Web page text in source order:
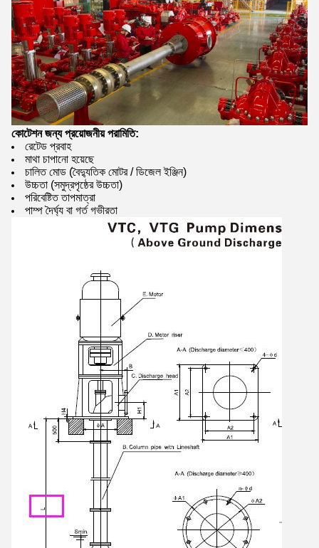
কোটেশন জন্য প্রয়োজনীয় পরামিতি:
রেটেড প্রবাহ
মাথা চাপানো হয়েছে
চালিত মোড (বৈদ্যুতিক মোটর / ডিজেল ইঞ্জিন)
উচ্চতা (সমুদ্রপৃষ্ঠের উচ্চতা)
পরিবেষ্টিত তাপমাত্রা
পাম্প দৈর্ঘ্য বা গর্ত গভীরতা